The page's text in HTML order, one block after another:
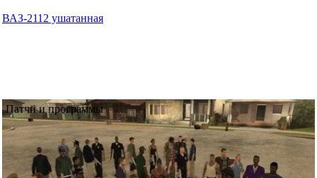
ВАЗ-2112 ушатанная
Патчи и программы